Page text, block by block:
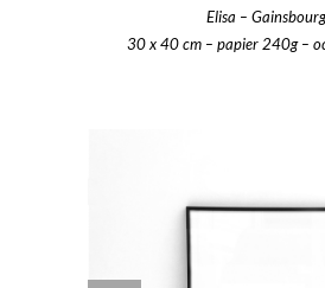
Elisa – Gainsbourg
30 x 40 cm – papier 240g –